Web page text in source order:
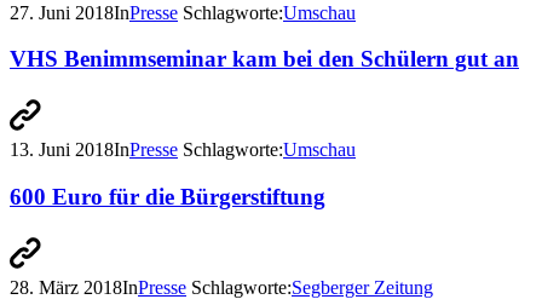
27. Juni 2018InPresse Schlagworte:Umschau
VHS Benimmseminar kam bei den Schülern gut an
13. Juni 2018InPresse Schlagworte:Umschau
600 Euro für die Bürgerstiftung
28. März 2018InPresse Schlagworte:Segberger Zeitung